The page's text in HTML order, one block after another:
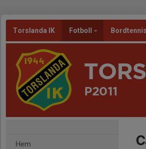
Torslanda IK Fotboll Bordtennis
P2011
Hem